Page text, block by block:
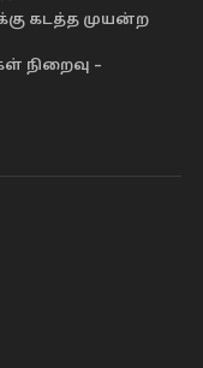
கடத்த முயன்ற
நிறைவு –